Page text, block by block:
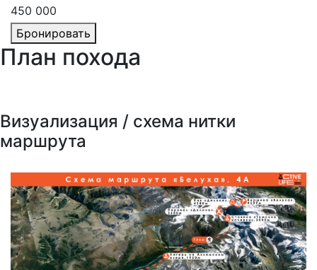
450 000
Бронировать
План похода
Визуализация / схема нитки
маршрута